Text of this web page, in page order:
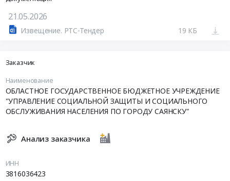
21.05.2026
Извещение. РТС-Тендер 19 КБ
Заказчик
Наименование
ОБЛАСТНОЕ ГОСУДАРСТВЕННОЕ БЮДЖЕТНОЕ УЧРЕЖДЕНИЕ
"УПРАВЛЕНИЕ СОЦИАЛЬНОЙ ЗАЩИТЫ И СОЦИАЛЬНОГО
ОБСЛУЖИВАНИЯ НАСЕЛЕНИЯ ПО ГОРОДУ САЯНСКУ"
Анализ заказчика
ИНН
3816036423